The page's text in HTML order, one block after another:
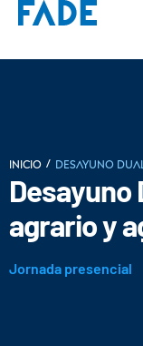
INICIO / Desayuno
Desayuno
agrario y
Jornada presencial